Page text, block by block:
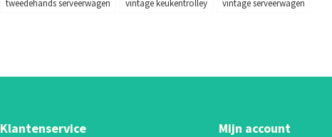
tweedehands serveerwagen vintage keukentrolley vintage serveerwagen
Klantenservice Mijn account